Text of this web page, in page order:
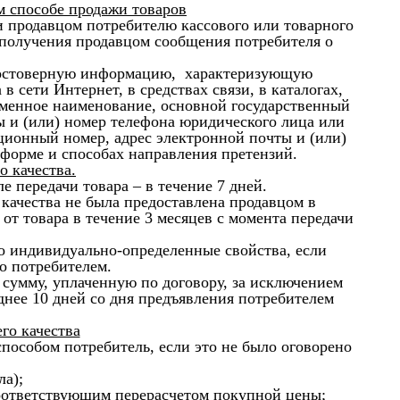
продажи товаров
потребителю кассового или товарного
продавцом сообщения потребителя о
информацию, характеризующую
Интернет, в средствах связи, в каталогах,
наименование, основной государственный
и (или) номер телефона юридического лица или
номер, адрес электронной почты и (или)
и способах направления претензий.
качества.
передачи товара – в течение 7 дней.
не была предоставлена продавцом в
товара в течение 3 месяцев с момента передачи
индивидуально-определенные свойства, если
потребителем.
уплаченную по договору, за исключением
10 дней со дня предъявления потребителем
качества
потребитель, если это не было оговорено
перерасчетом покупной цены;